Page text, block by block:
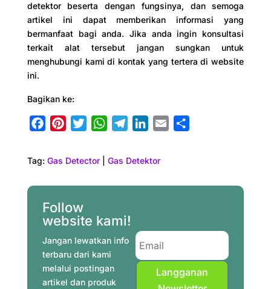
detektor beserta dengan fungsinya, dan semoga
artikel ini dapat memberikan informasi yang
bermanfaat bagi anda. Jika anda ingin konsultasi
terkait alat tersebut jangan sungkan untuk
menghubungi kami di kontak yang tertera di website
ini.
Bagikan ke:
c
b
o
o
n
e
r
e
t
r
W
a
s
p
l
g
a
m
n
e
n
l
e
Tag: Gas Detector| Gas Detektor
Follow
website kami!
Jangan lewatkan info
terbaru dari kami
melalui postingan
artikel dan produk
Langganan